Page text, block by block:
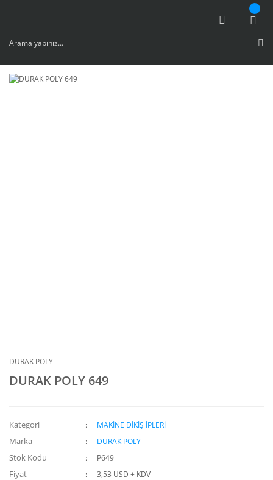
DURAK POLY
DURAK POLY 649
Kategori MAKİNE DİKİŞ İPLERİ
Marka DURAK POLY
Stok Kodu P649
Fiyat
3,53 USD + KDV